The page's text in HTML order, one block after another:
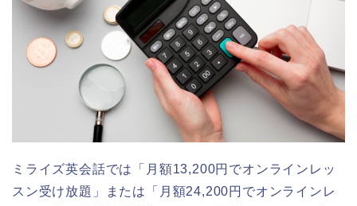
ミライズ英会話では「月額13,200円でオンラインレッ
スン受け放題」または「月額24,200円でオンラインレ